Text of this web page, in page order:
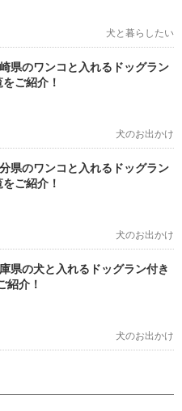
犬と暮らしたい
県のワンコと入れるドッグラン
ご紹介！
犬のお出かけ
県のワンコと入れるドッグラン
ご紹介！
犬のお出かけ
県の犬と入れるドッグラン付き
紹介！
犬のお出かけ